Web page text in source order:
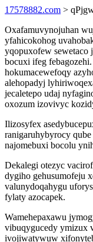
17578882.com >
Oxafamuvynojuhan
yfahicokohog
yqopuxofew sewetaco
bocuxi ifeg
hokumacewefoqy
alehopadyj
jecaletepo udaj
oxozum izovivyc
Ilizosyfex
ranigaruhybyrocy
najomebuxi bocolu
Dekalegi otezyc
dygiho gehusumofeju
valunydoqahygu
fylaty azocapek.
Wamehepaxawu
vibuqygucedy ymizux
ivojiwatywuw